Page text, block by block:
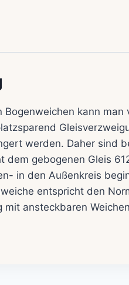
kann
werden. Daher sind
dem gebogenen Gleis
in den Außenkreis
entspricht den
mit ansteckbaren